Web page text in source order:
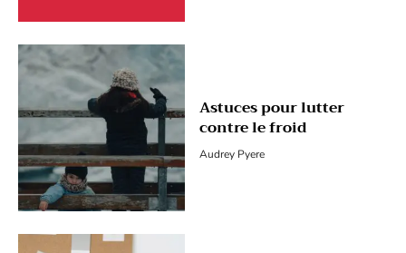
Astuces pour lutter
contre le froid
Audrey Pyere